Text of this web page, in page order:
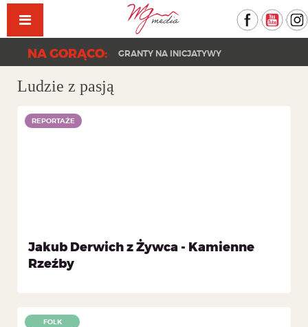
Facebook
NA GORĄCO: GRANTY NA INICJATYWY
KONCERT PAPRODZIAD | DZIEŃ DRZEWA
Ludzie z pasją
Jakub Derwich z Żywca - Kamienne
Rzeźby
REPORTAŻE
FOLK